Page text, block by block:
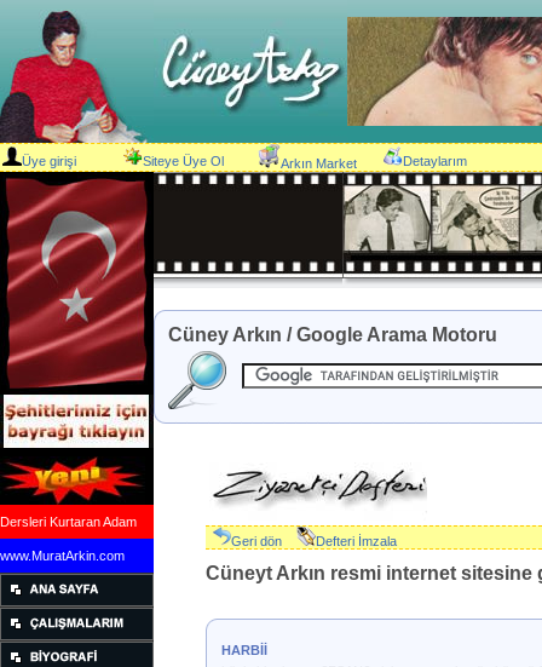
Üye girişi Siteye Üye Ol Arkın Market Detaylarım
Dersleri Kurtaran Adam
www.MuratArkin.com
Cüney Arkın / Google Arama Motoru
Geri dön Defteri İmzala
Cüneyt Arkın resmi internet
HARBİİ